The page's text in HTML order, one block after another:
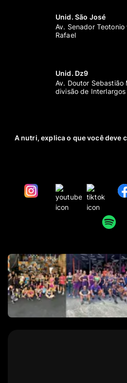
Unid. São José
Av. Senador
Rafael
Unid. Dz9
Av. Doutor Sebastião
divisão de Interlargos
A nutri, explica o que você deve